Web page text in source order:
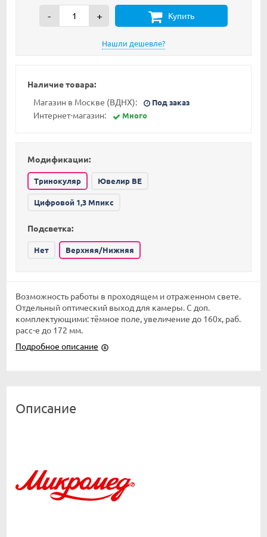
- + Купить
Наличие товара:
Магазин в Москве (ВДНХ):
Под заказ
Интернет-магазин: Много
Модификации:
Тринокуляр Ювелир BE
Цифровой 1,3 Мпикс
Подсветка:
Нет Верхняя/Нижняя
Возможность работы в проходящем и отраженном свете.
Отдельный оптический выход для камеры. С доп.
комплектующими: тёмное поле, увеличение до 160x, раб.
расс-е до 172 мм.
Подробное описание
Описание